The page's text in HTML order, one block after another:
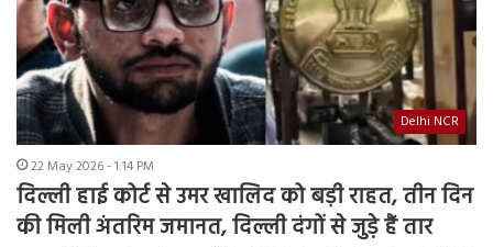
Delhi NCR
22 May 2026 - 1:14 PM
दिल्ली हाई कोर्ट से उमर खालिद को बड़ी राहत, तीन दिन
की मिली अंतरिम जमानत, दिल्ली दंगों से जुडे़ हैं तार